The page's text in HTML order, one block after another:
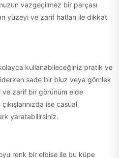
vazgeçilmez bir parçası
yüzeyi ve zarif hatları ile dikkat
kullanabileceğiniz pratik ve
sade bir bluz veya gömlek
zarif bir görünüm elde
ise casual
yaratabilirsiniz.
renk bir elbise ile bu küpe